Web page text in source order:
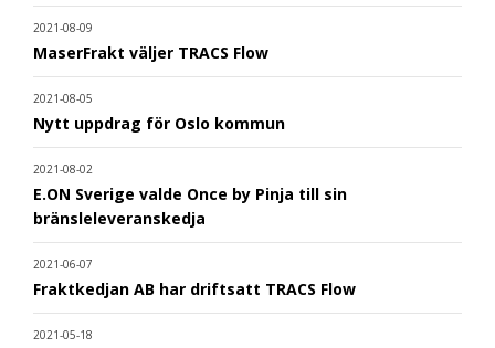
2021-08-09
MaserFrakt väljer TRACS Flow
2021-08-05
Nytt uppdrag för Oslo kommun
2021-08-02
E.ON Sverige valde Once by Pinja till sin
bränsleleveranskedja
2021-06-07
Fraktkedjan AB har driftsatt TRACS Flow
2021-05-18